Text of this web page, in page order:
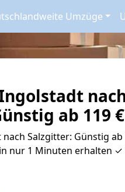
Umzüge
ab 119 €
Salzgitter: Günstig ab
nur 1 Minuten erhalten ✓